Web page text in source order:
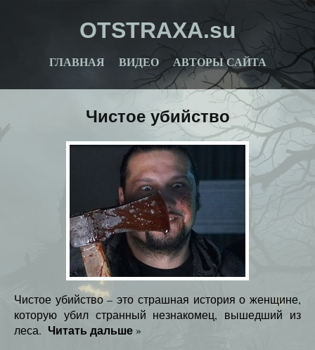
OTSTRAXA.su
ГЛАВНАЯ ВИДЕО АВТОРЫ САЙТА
Чистое убийство
Чистое убийство – это страшная история о женщине,
которую убил странный незнакомец, вышедший из
леса. Читать дальше »